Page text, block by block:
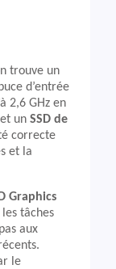
trouve un
d’entrée
2,6 GHz en
et un SSD de
correcte
et la
Graphics
tâches
aux
le